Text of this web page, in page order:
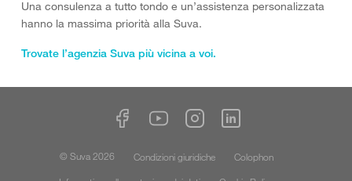
Una consulenza a tutto tondo e un’assistenza personalizzata
hanno la massima priorità alla Suva.
Trovate l’agenzia Suva più vicina a voi.
© Suva 2026 Condizioni giuridiche
Colophon